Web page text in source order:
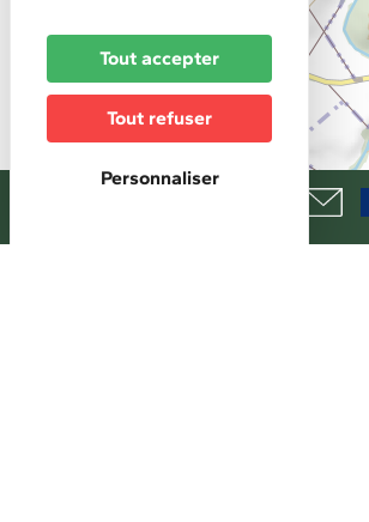
Tout accepter
Tout refuser
Personnaliser